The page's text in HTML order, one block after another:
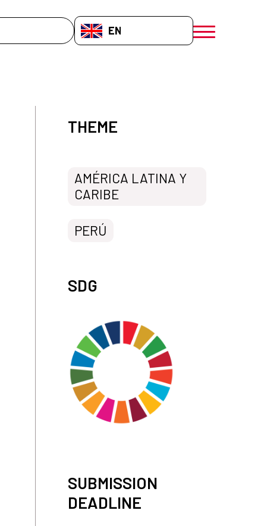
EN-GB
menú móvil
THEME
AMÉRICA LATINA Y
CARIBE
PERÚ
SDG
SUBMISSION
DEADLINE